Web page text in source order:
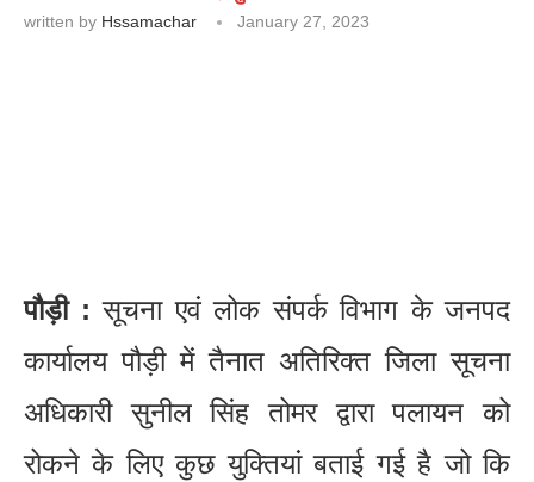
written by Hssamachar January 27, 2023
पौड़ी :सूचना एवं लोक संपर्क विभाग के जनपद
कार्यालय पौड़ी में तैनात अतिरिक्त जिला सूचना
अधिकारी सुनील सिंह तोमर द्वारा पलायन को
रोकने के लिए कुछ युक्तियां बताई गई है जो कि